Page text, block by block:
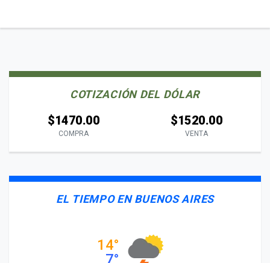
COTIZACIÓN DEL DÓLAR
$1470.00
COMPRA
$1520.00
VENTA
EL TIEMPO EN BUENOS AIRES